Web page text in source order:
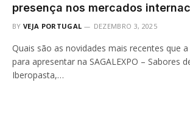
presença nos mercados
BY VEJA PORTUGAL DEZEMBRO 3, 2025
Quais são as novidades mais recentes que
para apresentar na SAGALEXPO – Sabores
Iberopasta,…